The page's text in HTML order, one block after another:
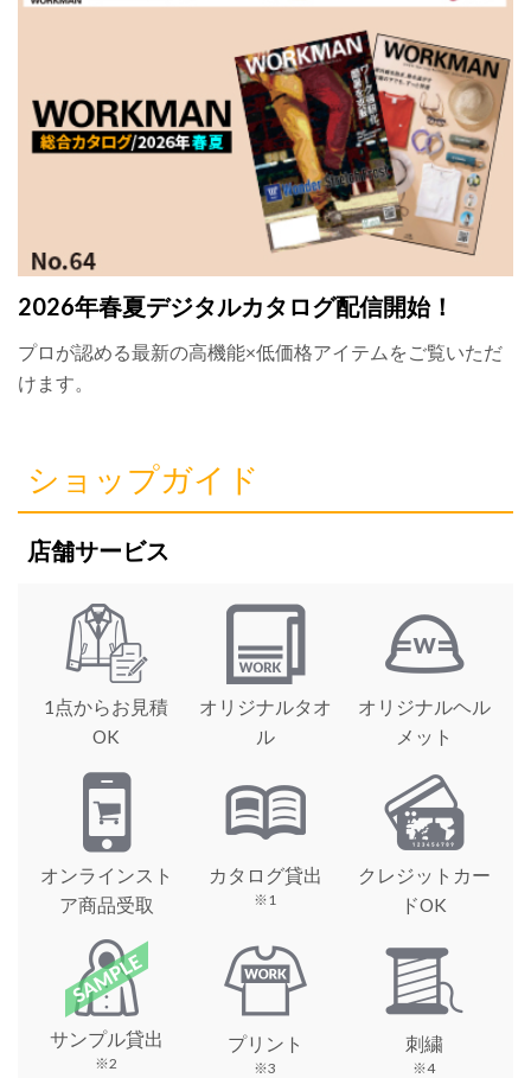
2026年春夏デジタルカタログ配信開始！
プロが認める最新の高機能×低価格アイテムをご覧いただ
けます。
ショップガイド
店舗サービス
1点からお見積
OK
オリジナルタオ
ル
オリジナルヘル
メット
オンラインスト
ア商品受取
カタログ貸出
※1
クレジットカー
ドOK
サンプル貸出
※2
プリント
※3
刺繍
※4